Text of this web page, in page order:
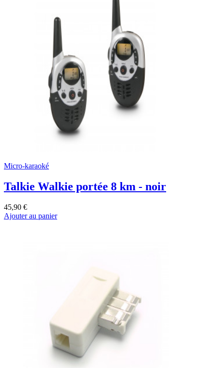
Micro-karaoké
Talkie Walkie portée 8 km - noir
45,90 €
Ajouter au panier